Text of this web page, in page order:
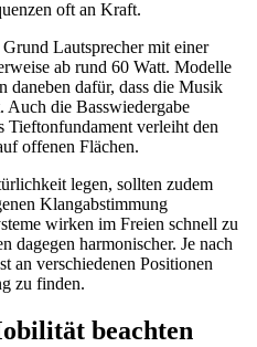
oft an Kraft.
Lautsprecher mit einer
ab rund 60 Watt. Modelle
daneben dafür, dass die Musik
Auch die Basswiedergabe
Tieftonfundament verleiht den
offenen Flächen.
legen, sollten zudem
Klangabstimmung
wirken im Freien schnell zu
dagegen harmonischer. Je nach
an verschiedenen Positionen
zu finden.
beachten